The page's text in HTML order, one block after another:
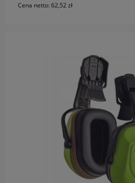
Cena netto: 62,52 zł
do koszyka